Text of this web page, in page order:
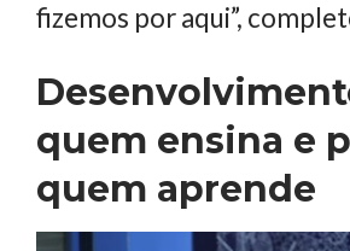
fizemos por aqui”,
quem ensina e
quem aprende